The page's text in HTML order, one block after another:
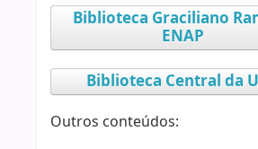
Biblioteca Graciliano
ENAP
Biblioteca Central da
Outros conteúdos: